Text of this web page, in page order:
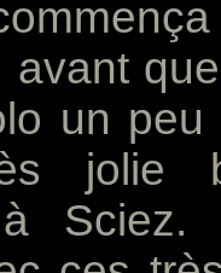
avant
un
jolie
à